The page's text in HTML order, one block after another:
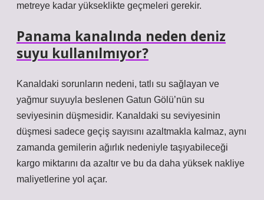
metreye kadar yükseklikte geçmeleri gerekir.
Panama kanalında neden deniz
suyu kullanılmıyor?
Kanaldaki sorunların nedeni, tatlı su sağlayan ve
yağmur suyuyla beslenen Gatun Gölü’nün su
seviyesinin düşmesidir. Kanaldaki su seviyesinin
düşmesi sadece geçiş sayısını azaltmakla kalmaz, aynı
zamanda gemilerin ağırlık nedeniyle taşıyabileceği
kargo miktarını da azaltır ve bu da daha yüksek nakliye
maliyetlerine yol açar.